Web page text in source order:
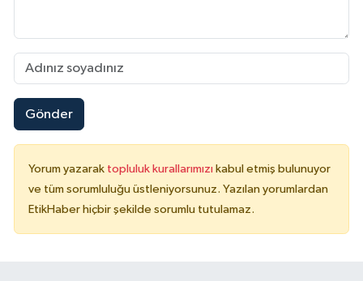
Gönder
Yorum yazarak topluluk kurallarımızı kabul etmiş bulunuyor
ve tüm sorumluluğu üstleniyorsunuz. Yazılan yorumlardan
EtikHaber hiçbir şekilde sorumlu tutulamaz.